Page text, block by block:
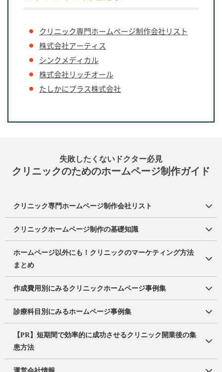
クリニック専門ホームページ制作会社リスト
株式会社アーティス
シンクメディカル
株式会社リッチオール
たしかにプラス株式会社
失敗したくないドクター必⾒
クリニックのためのホームページ制作ガイド
クリニック専門ホームページ制作会社リスト
クリニックホームページ制作の基礎知識
ホームページ以外にも！クリニックのマーケティング方法
まとめ
作成費用別にみるクリニックホームページ事例集
診療科目別にみるホームページ事例集
【PR】短期間で効率的に成功させるクリニック開業後の集
患方法